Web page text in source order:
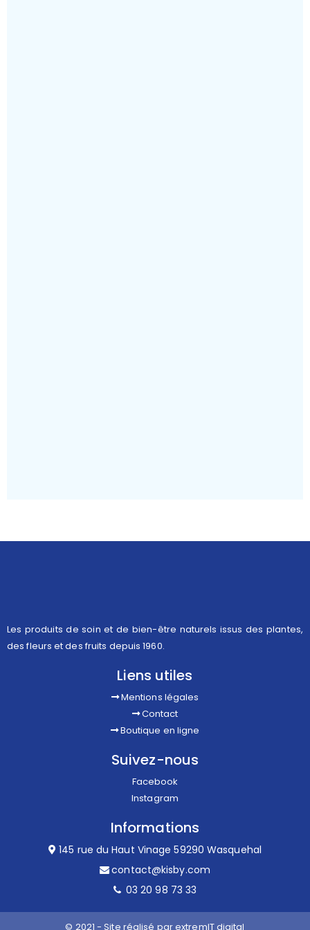
Les produits de soin et de bien-être naturels issus des plantes,
des fleurs et des fruits depuis 1960.
Liens utiles
Mentions légales
Contact
Boutique en ligne
Suivez-nous
Facebook
Instagram
Informations
145 rue du Haut Vinage 59290 Wasquehal
contact@kisby.com
03 20 98 73 33
© 2021 - Site réalisé parextremIT digital